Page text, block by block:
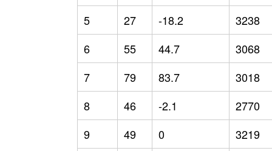
5
27 -18.2
3238
6
55 44.7
3068
7
79 83.7
3018
8
46 -2.1
2770
9
49 0
3219